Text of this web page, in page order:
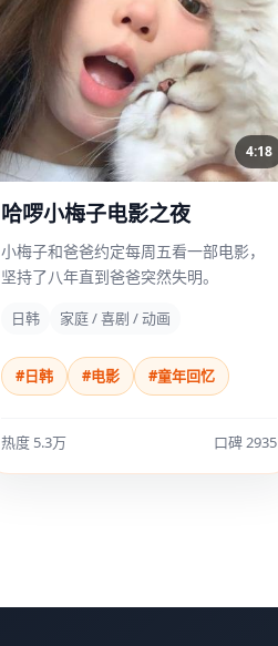
4:18
哈啰小梅子电影之夜
小梅子和爸爸约定每周五看一部电影，
坚持了八年直到爸爸突然失明。
日韩 家庭 / 喜剧 / 动画
#日韩 #电影 #童年回忆
热度 5.3万 口碑 2935